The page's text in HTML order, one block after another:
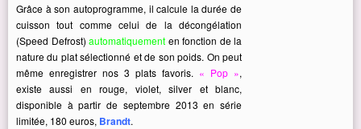
Grâce à son autoprogramme, il calcule la durée de
cuisson tout comme celui de la décongélation
(Speed Defrost) automatiquement en fonction de la
nature du plat sélectionné et de son poids. On peut
même enregistrer nos 3 plats favoris. « Pop »,
existe aussi en rouge, violet, silver et blanc,
disponible à partir de septembre 2013 en série
limitée, 180 euros, Brandt.